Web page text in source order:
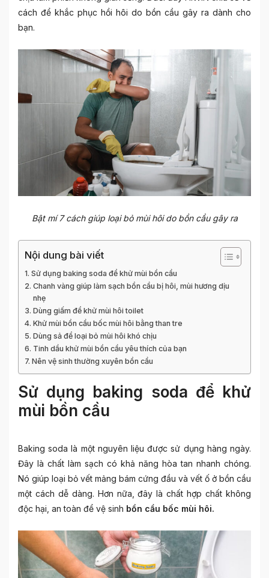
cách để khắc phục hồi hôi do bồn cầu gây ra dành cho
bạn.
Bật mí 7 cách giúp loại bỏ mùi hôi do bồn cầu gây ra
Nội dung bài viết
Sử dụng baking soda để khử mùi bồn cầu
Chanh vàng giúp làm sạch bồn cầu bị hôi, mùi hương dịu
nhẹ
Dùng giấm để khử mùi hôi toilet
Khử mùi bồn cầu bốc mùi hôi bằng than tre
Dùng sả để loại bỏ mùi hôi khó chịu
Tinh dầu khử mùi bồn cầu yêu thích của bạn
Nên vệ sinh thường xuyên bồn cầu
Sử dụng baking soda để khử
mùi bồn cầu
Baking soda là một nguyên liệu được sử dụng hàng ngày.
Đây là chất làm sạch có khả năng hòa tan nhanh chóng.
Nó giúp loại bỏ vết mảng bám cứng đầu và vết ố ở bồn cầu
một cách dễ dàng. Hơn nữa, đây là chất hợp chất không
độc hại, an toàn để vệ sinh bồn cầu bốc mùi hôi.